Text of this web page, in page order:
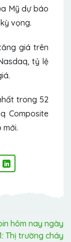
Mỹ dự báo
vọng.
giá trên
tỷ lệ
trong 52
Composite
mới.
hôm nay ngày
Thị trường cháy